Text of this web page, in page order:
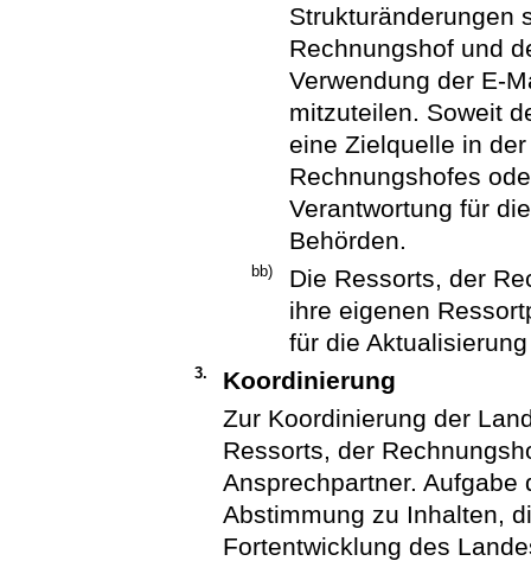
Strukturänderungen
Rechnungshof und
Verwendung der E-
mitzuteilen. Soweit
eine Zielquelle in
Rechnungshofes
Verantwortung für
Behörden.
bb)
Die Ressorts, der
ihre eigenen
für die
3.
Koordinierung
Zur Koordinierung der
Ressorts, der
Ansprechpartner. Aufgabe
Abstimmung zu Inhalten,
Fortentwicklung des